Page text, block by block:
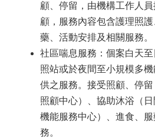
顧、停留，由機構工作人
顧，服務內容包含護理照
藥、活動安排及相關服務。
社區喘息服務：個案白天
照站或於夜間至小規模多
供之服務。接受照顧、停
照顧中心）、協助沐浴（
機能服務中心）、進食、
務。